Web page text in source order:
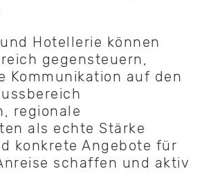
Hotellerie können
gegensteuern,
Kommunikation auf den
regionale
als echte Stärke
konkrete Angebote für
schaffen und aktiv